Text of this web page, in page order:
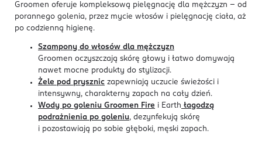
Groomen oferuje kompleksową pielęgnację dla mężczyzn - od
porannego golenia, przez mycie włosów i pielęgnację ciała, aż
po codzienną higienę.
Szampony do włosów dla mężczyzn
Groomen oczyszczają skórę głowy i łatwo domywają
nawet mocne produkty do stylizacji.
Żele pod prysznic zapewniają uczucie świeżości i
intensywny, charakterny zapach na cały dzień.
Wody po goleniu Groomen Fire i Earth łagodzą
podrażnienia po goleniu, dezynfekują skórę
i pozostawiają po sobie głęboki, męski zapach.